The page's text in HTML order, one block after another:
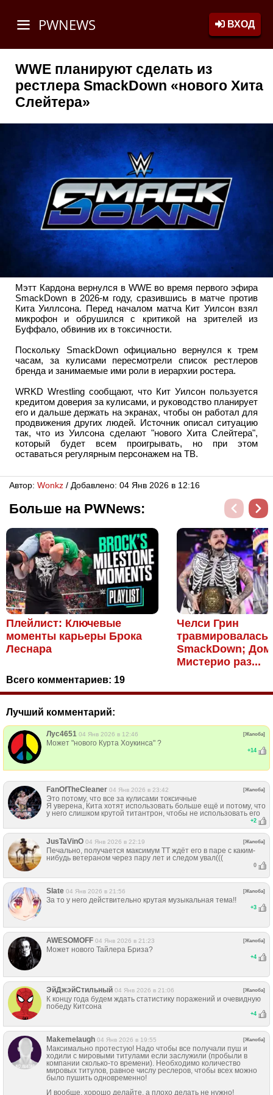
PWNEWS ВХОД
WWE планируют сделать из
рестлера SmackDown «нового Хита
Слейтера»
Мэтт Кардона вернулся в WWE во время первого эфира
SmackDown в 2026-м году, сразившись в матче против
Кита Уиллсона. Перед началом матча Кит Уилсон взял
микрофон и обрушился с критикой на зрителей из
Буффало, обвинив их в токсичности.
Поскольку SmackDown официально вернулся к трем
часам, за кулисами пересмотрели список рестлеров
бренда и занимаемые ими роли в иерархии ростера.
WRKD Wrestling сообщают, что Кит Уилсон пользуется
кредитом доверия за кулисами, и руководство планирует
его и дальше держать на экранах, чтобы он работал для
продвижения других людей. Источник описал ситуацию
так, что из Уилсона сделают "нового Хита Слейтера",
который будет всем проигрывать, но при этом
оставаться регулярным персонажем на ТВ.
Автор: Wonkz / Добавлено: 04 Янв 2026 в 12:16
Больше на PWNews:
Плейлист: Ключевые
моменты карьеры Брока
Леснара
Челси Грин
травмировалась
SmackDown;
Мистерио раз...
Всего комментариев: 19
Лучший комментарий:
Лус4651 04 Янв 2026 в 12:46 [Жалоба]
Может "нового Курта Хоукинса" ?
+14
FanOfTheCleaner 04 Янв 2026 в 23:42 [Жалоба]
Это потому, что все за кулисами токсичные
Я уверена, Кита хотят использовать больше ещё и потому, что
у него слишком крутой титантрон, чтобы не использовать его
+2
JusTaVinO 04 Янв 2026 в 22:19 [Жалоба]
Печально, получается максимум ТТ ждёт его в паре с каким-
нибудь ветераном через пару лет и следом увал(((
0
Slate 04 Янв 2026 в 21:56 [Жалоба]
За то у него действительно крутая музыкальная тема!!
+3
AWESOMOFF 04 Янв 2026 в 21:23 [Жалоба]
Может нового Тайлера Бриза?
+4
ЭйДжэйСтильный 04 Янв 2026 в 21:06 [Жалоба]
К концу года будем ждать статистику поражений и очевидную
победу Китсона
+4
Makemelaugh 04 Янв 2026 в 19:55 [Жалоба]
Максимально протестую! Надо чтобы все получали пуш и
ходили с мировыми титулами если заслужили (пробыли в
компании сколько-то времени). Необходимо количество
мировых титулов, равное числу реслеров, чтобы всех можно
было пушить одновременно!
И вообще, хорошо делайте, а плохо делать не нужно!